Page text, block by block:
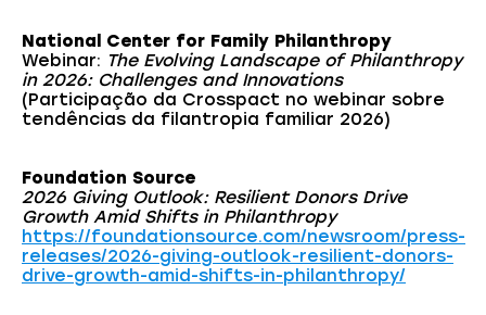
National Center for Family Philanthropy
Webinar: The Evolving Landscape of Philanthropy
in 2026: Challenges and Innovations
(Participação da Crosspact no webinar sobre
tendências da filantropia familiar 2026)
Foundation Source
2026 Giving Outlook: Resilient Donors Drive
Growth Amid Shifts in Philanthropy
https://foundationsource.com/newsroom/press-
releases/2026-giving-outlook-resilient-donors-
drive-growth-amid-shifts-in-philanthropy/